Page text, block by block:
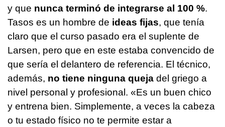
y que nunca terminó de integrarse al 100 %.
Tasos es un hombre de ideas fijas, que tenía
claro que el curso pasado era el suplente de
Larsen, pero que en este estaba convencido de
que sería el delantero de referencia. El técnico,
además, no tiene ninguna queja del griego a
nivel personal y profesional. «Es un buen chico
y entrena bien. Simplemente, a veces la cabeza
o tu estado físico no te permite estar a